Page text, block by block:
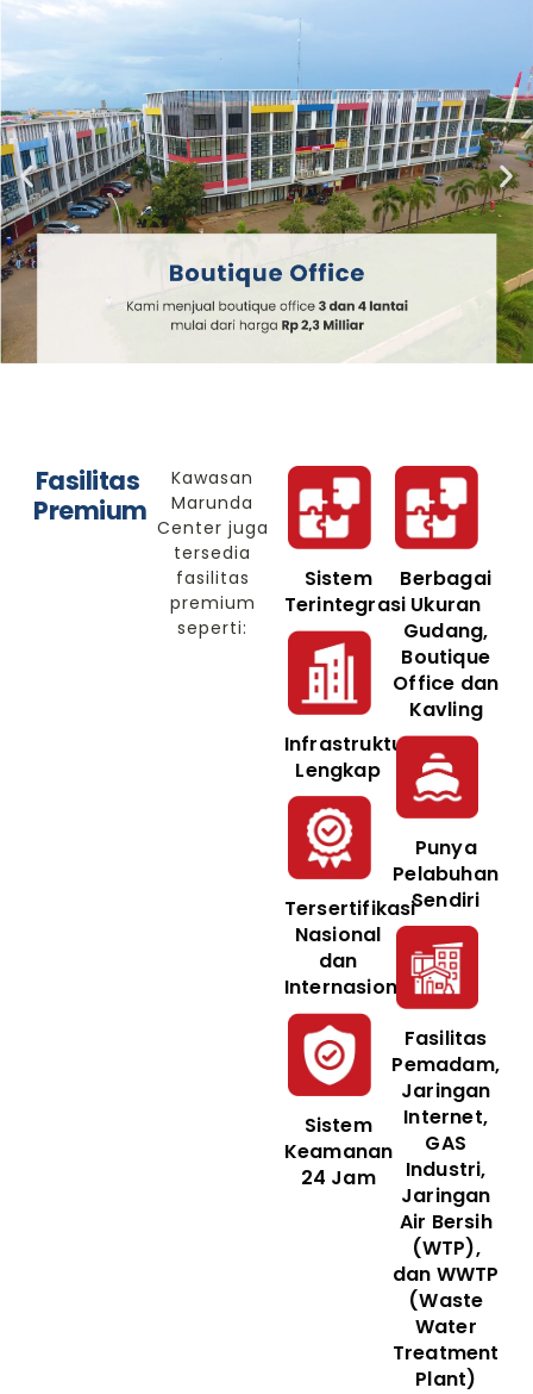
Fasilitas
Premium
Kawasan
Marunda
Center juga
tersedia
fasilitas
premium
seperti:
Sistem
Terintegrasi
Infrastruktur
Lengkap
Tersertifikasi
Nasional
dan
Internasional
Sistem
Keamanan
24 Jam
Berbagai
Ukuran
Gudang,
Boutique
Office dan
Kavling
Punya
Pelabuhan
Sendiri
Fasilitas
Pemadam,
Jaringan
Internet,
GAS
Industri,
Jaringan
Air Bersih
(WTP),
dan WWTP
(Waste
Water
Treatment
Plant)